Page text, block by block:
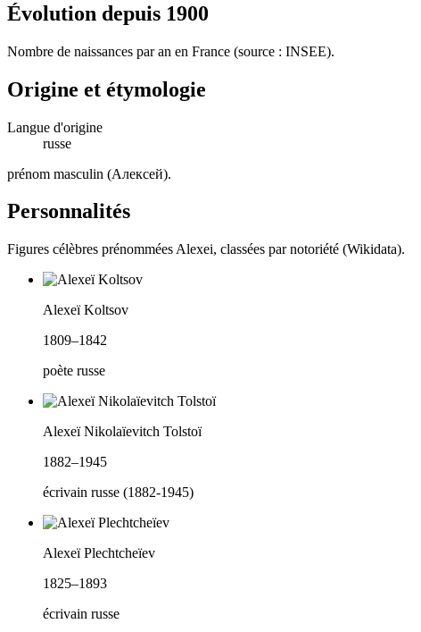
Évolution depuis 1900
Nombre de naissances par an en France (source : INSEE).
Origine et étymologie
Langue d'origine
russe
prénom masculin (Алексей).
Personnalités
Figures célèbres prénommées Alexei, classées par notoriété (Wikidata).
Alexeï Koltsov
1809–1842
poète russe
Alexeï Nikolaïevitch Tolstoï
1882–1945
écrivain russe (1882-1945)
Alexeï Plechtcheïev
1825–1893
écrivain russe